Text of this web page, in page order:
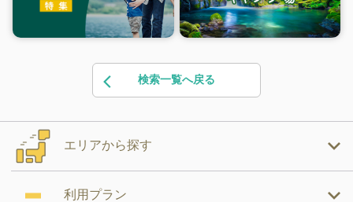
検索一覧へ戻る
エリアから探す
利用プラン